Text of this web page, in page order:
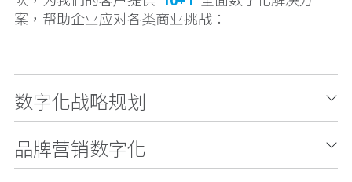
案，帮助企业应对各类商业挑战：
数字化战略规划
品牌营销数字化